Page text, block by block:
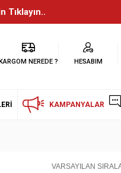
Tıklayın..
NEREDE ? HESABIM
KAMPANYALAR